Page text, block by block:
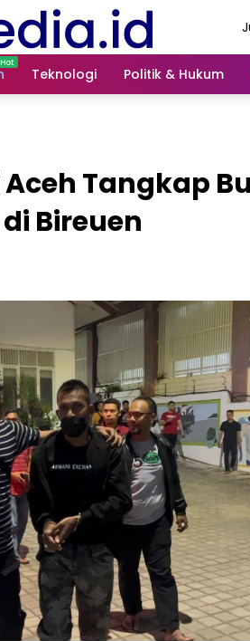
Teknologi Politik & Hukum
Tangkap
Bireuen